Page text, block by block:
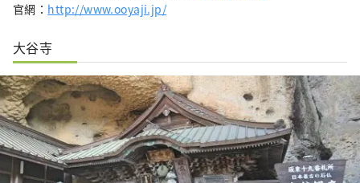
官網： http://www.ooyaji.jp/
大谷寺